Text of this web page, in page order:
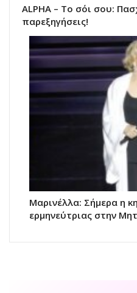
ALPHA – Το σόι σου:
παρεξηγήσεις!
Μαρινέλλα: Σήμερα η
ερμηνεύτριας στην